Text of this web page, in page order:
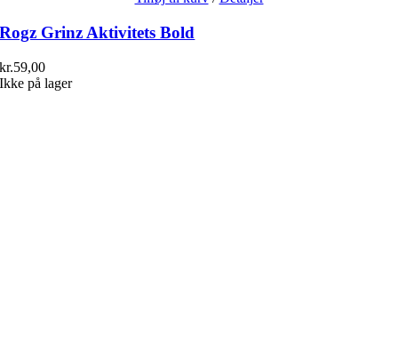
Rogz Grinz Aktivitets Bold
kr.59,00
Ikke på lager